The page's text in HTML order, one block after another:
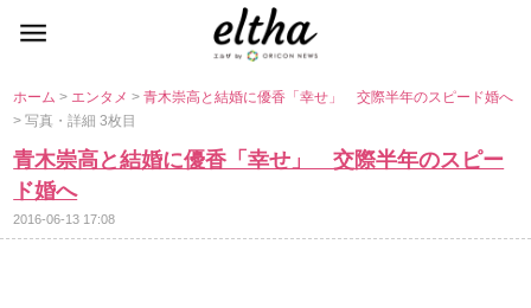
ホーム> エンタメ>青木崇高と結婚に優香「幸せ」 交際半年のスピード婚へ
> 写真・詳細 3枚目
青木崇高と結婚に優香「幸せ」 交際半年のスピー
ド婚へ
2016-06-13 17:08